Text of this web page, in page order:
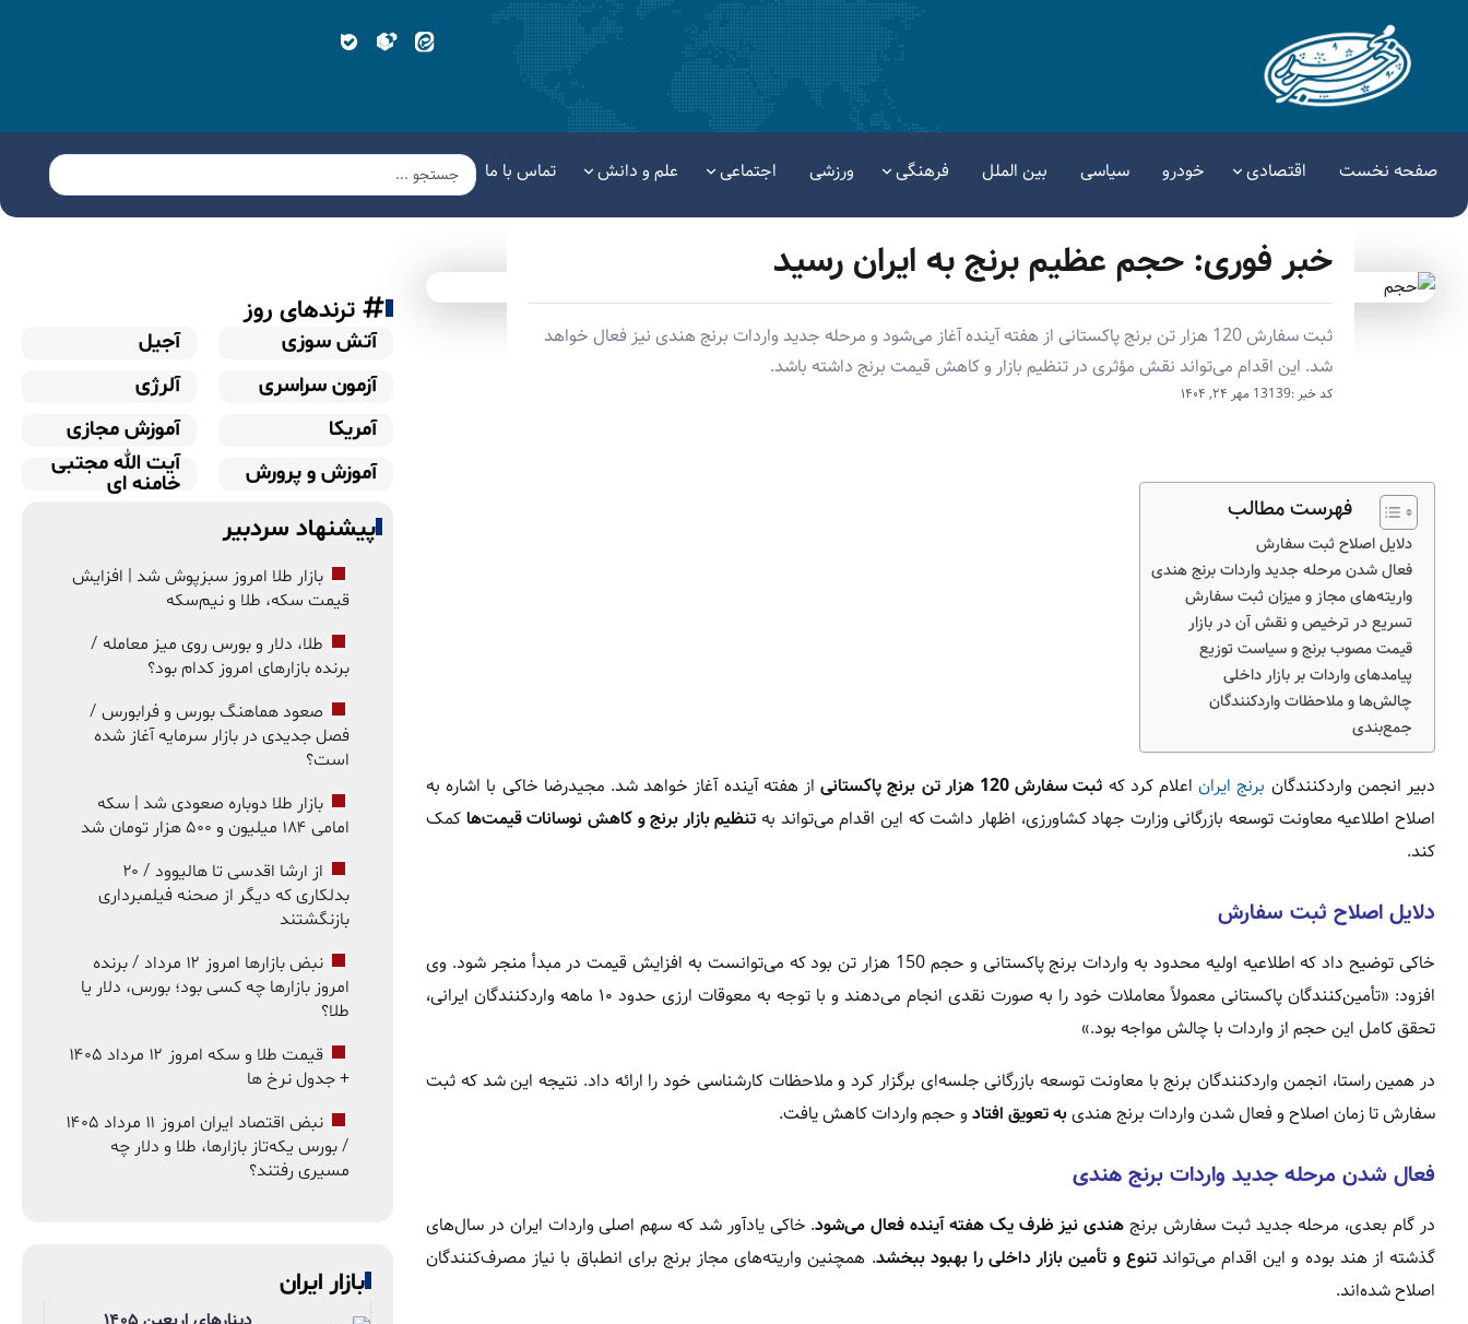
صفحه نخست اقتصادی خودرو سیاسی بین الملل فرهنگی ورزشی اجتماعی علم و دانش تماس با ما
خبر فوری: حجم عظیم برنج به ایران رسید
ثبت سفارش 120 هزار تن برنج پاکستانی از هفته آینده آغاز می‌شود و مرحله جدید واردات برنج هندی نیز فعال خواهد
شد. این اقدام می‌تواند نقش مؤثری در تنظیم بازار و کاهش قیمت برنج داشته باشد.
کد خبر :13139 مهر ۲۴, ۱۴۰۴
فهرست مطالب
دلایل اصلاح ثبت سفارش
فعال شدن مرحله جدید واردات برنج هندی
واریته‌های مجاز و میزان ثبت سفارش
تسریع در ترخیص و نقش آن در بازار
قیمت مصوب برنج و سیاست توزیع
پیامدهای واردات بر بازار داخلی
چالش‌ها و ملاحظات واردکنندگان
جمع‌بندی
دبیر انجمن واردکنندگان برنج ایراناعلام کرد که ثبت سفارش 120 هزار تن برنج پاکستانی
از هفته آینده آغاز خواهد شد. مجیدرضا خاکی با اشاره به
اصلاح اطلاعیه معاونت توسعه بازرگانی وزارت جهاد کشاورزی، اظهار داشت که این اقدام می‌تواند به تنظیم بازار برنج و کاهش نوسانات قیمت‌ها کمک
کند.
دلایل اصلاح ثبت سفارش
خاکی توضیح داد که اطلاعیه اولیه محدود به واردات برنج پاکستانی و حجم 150 هزار تن بود که می‌توانست به افزایش قیمت در مبدأ منجر شود. وی
افزود: «تأمین‌کنندگان پاکستانی معمولاً معاملات خود را به صورت نقدی انجام می‌دهند و با توجه به معوقات ارزی حدود ۱۰ ماهه واردکنندگان ایرانی،
تحقق کامل این حجم از واردات با چالش مواجه بود.»
در همین راستا، انجمن واردکنندگان برنج با معاونت توسعه بازرگانی جلسه‌ای برگزار کرد و ملاحظات کارشناسی خود را ارائه داد. نتیجه این شد که ثبت
سفارش تا زمان اصلاح و فعال شدن واردات برنج هندیبه تعویق افتاد و حجم واردات کاهش یافت.
فعال شدن مرحله جدید واردات برنج هندی
در گام بعدی، مرحله جدید ثبت سفارش برنج هندی نیز ظرف یک هفته آینده فعال می‌شود. خاکی یادآور شد که سهم اصلی واردات ایران در سال‌های
گذشته از هند بوده و این اقدام می‌تواندتنوع و تأمین بازار داخلی را بهبود ببخشد. همچنین واریته‌های مجاز برنج برای انطباق با نیاز مصرف‌کنندگان
اصلاح شده‌اند.
ترندهای روز
آتش سوزی
آجیل
آزمون سراسری
آلرژی
آمریکا
آموزش مجازی
آموزش و پرورش
آیت الله مجتبی
خامنه ای
پیشنهاد سردبیر
بازار طلا امروز سبزپوش شد | افزایش
قیمت سکه، طلا و نیم‌سکه
طلا، دلار و بورس روی میز معامله /
برنده بازارهای امروز کدام بود؟
صعود هماهنگ بورس و فرابورس /
فصل جدیدی در بازار سرمایه آغاز شده
است؟
بازار طلا دوباره صعودی شد | سکه
امامی ۱۸۴ میلیون و ۵۰۰ هزار تومان شد
از ارشا اقدسی تا هالیوود / ۲۰
بدلکاری که دیگر از صحنه فیلمبرداری
بازنگشتند
نبض بازارها امروز ۱۲ مرداد / برنده
امروز بازارها چه کسی بود؛ بورس، دلار یا
طلا؟
قیمت طلا و سکه امروز ۱۲ مرداد ۱۴۰۵
+ جدول نرخ ها
نبض اقتصاد ایران امروز ۱۱ مرداد ۱۴۰۵
/ بورس یکه‌تاز بازارها، طلا و دلار چه
مسیری رفتند؟
بازار ایران